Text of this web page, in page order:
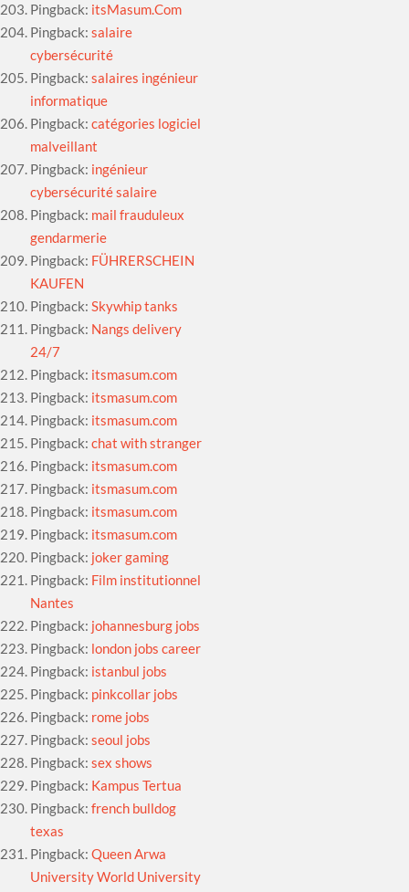
Pingback: itsMasum.Com
Pingback:salaire
cybersécurité
Pingback:salaires ingénieur
informatique
Pingback:catégories logiciel
malveillant
Pingback: ingénieur
cybersécurité salaire
Pingback: mail frauduleux
gendarmerie
Pingback: FÜHRERSCHEIN
KAUFEN
Pingback:Skywhip tanks
Pingback: Nangs delivery
24/7
Pingback: itsmasum.com
Pingback: itsmasum.com
Pingback: itsmasum.com
Pingback:chat with stranger
Pingback: itsmasum.com
Pingback: itsmasum.com
Pingback: itsmasum.com
Pingback: itsmasum.com
Pingback: joker gaming
Pingback: Film institutionnel
Nantes
Pingback: johannesburg jobs
Pingback: london jobs career
Pingback: istanbul jobs
Pingback: pinkcollar jobs
Pingback: rome jobs
Pingback:seoul jobs
Pingback:sex shows
Pingback: Kampus Tertua
Pingback:french bulldog
texas
Pingback:Queen Arwa
University World University